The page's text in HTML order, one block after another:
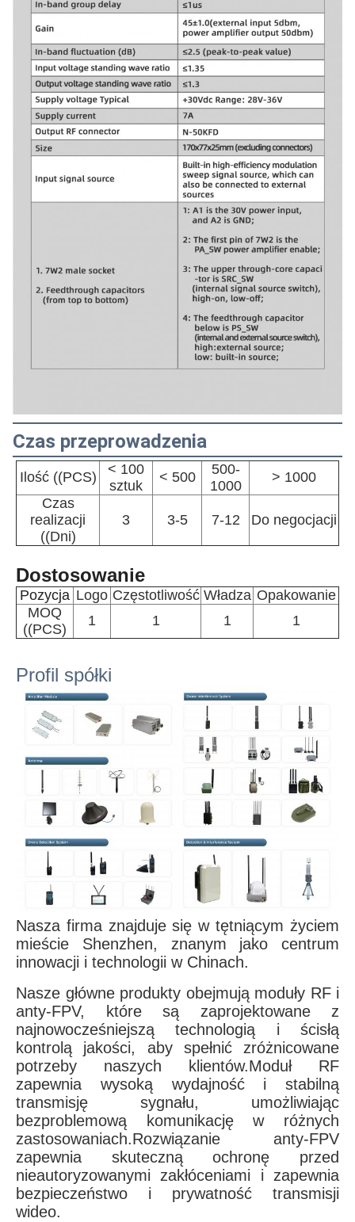
Czas przeprowadzenia
Ilość ((PCS)
< 100
sztuk
< 500
500-
1000
> 1000
Czas
realizacji
((Dni)
3 3-5 7-12 Do negocjacji
Dostosowanie
Pozycja Logo Częstotliwość Władza Opakowanie
MOQ
((PCS)
1 1 1 1
Profil spółki
Nasza firma znajduje się w tętniącym życiem
mieście Shenzhen, znanym jako centrum
innowacji i technologii w Chinach.
Nasze główne produkty obejmują moduły RF i
anty-FPV, które są zaprojektowane z
najnowocześniejszą technologią i ścisłą
kontrolą jakości, aby spełnić zróżnicowane
potrzeby naszych klientów.Moduł RF
zapewnia wysoką wydajność i stabilną
transmisję sygnału, umożliwiając
bezproblemową komunikację w różnych
zastosowaniach.Rozwiązanie anty-FPV
zapewnia skuteczną ochronę przed
nieautoryzowanymi zakłóceniami i zapewnia
bezpieczeństwo i prywatność transmisji
wideo.